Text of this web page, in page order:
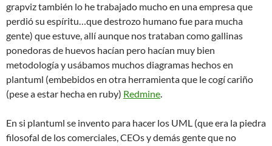
grapviz también lo he trabajado mucho en una empresa que
perdió su espíritu…que destrozo humano fue para mucha
gente) que estuve, allí aunque nos trataban como gallinas
ponedoras de huevos hacían pero hacían muy bien
metodología y usábamos muchos diagramas hechos en
plantuml (embebidos en otra herramienta que le cogí cariño
(pese a estar hecha en ruby) Redmine.
En si plantuml se invento para hacer los UML (que era la piedra
filosofal de los comerciales, CEOs y demás gente que no